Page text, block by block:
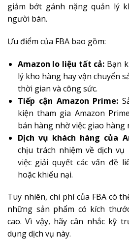
giảm bớt gánh nặng quản lý
người bán.
Ưu điểm của FBA bao gồm:
Amazon lo liệu tất cả: Bạn
lý kho hàng hay vận chuyển
thời gian và công sức.
Tiếp cận Amazon Prime:
kiện tham gia Amazon
bán hàng nhờ việc giao hàng
Dịch vụ khách hàng của
chịu trách nhiệm về dịch vụ
việc giải quyết các vấn đề
hoặc khiếu nại.
Tuy nhiên, chi phí của FBA có
những sản phẩm có kích
cao. Vì vậy, hãy cân nhắc kỹ
dụng dịch vụ này.